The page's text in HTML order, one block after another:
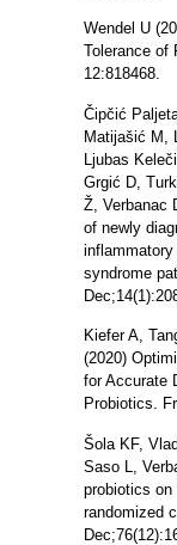
Wendel U
Tolerance of
12:818468.
Čipčić
Matijašić M,
Ljubas
Grgić D,
Ž, Verbanac
of newly
inflammatory
syndrome
Kiefer A,
(2020)
for Accurate
Probiotics.
Šola KF,
Saso L,
probiotics
randomized